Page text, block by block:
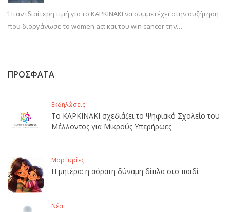
Ήταν ιδιαίτερη τιμή για το ΚΑΡΚΙΝΑΚΙ να συμμετέχει στην συζήτηση
που διοργάνωσε το women act και του win cancer την…
ΠΡΟΣΦΑΤΑ
Εκδηλώσεις
Το ΚΑΡΚΙΝΑΚΙ σχεδιάζει το Ψηφιακό Σχολείο του
Μέλλοντος για Μικρούς Υπερήρωες
Μαρτυρίες
Η μητέρα: η αόρατη δύναμη δίπλα στο παιδί
Νέα